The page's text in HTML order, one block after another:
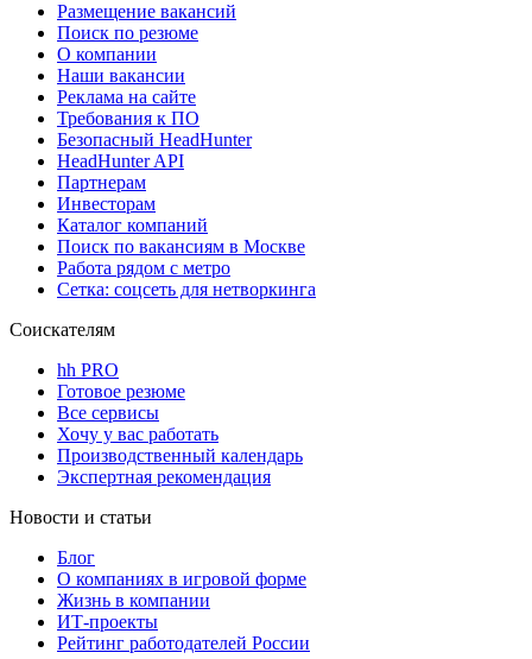
Размещение вакансий
Поиск по резюме
О компании
Наши вакансии
Реклама на сайте
Требования к ПО
Безопасный HeadHunter
HeadHunter API
Партнерам
Инвесторам
Каталог компаний
Поиск по вакансиям в Москве
Работа рядом с метро
Сетка: соцсеть для нетворкинга
Соискателям
hh PRO
Готовое резюме
Все сервисы
Хочу у вас работать
Производственный календарь
Экспертная рекомендация
Новости и статьи
Блог
О компаниях в игровой форме
Жизнь в компании
ИТ-проекты
Рейтинг работодателей России